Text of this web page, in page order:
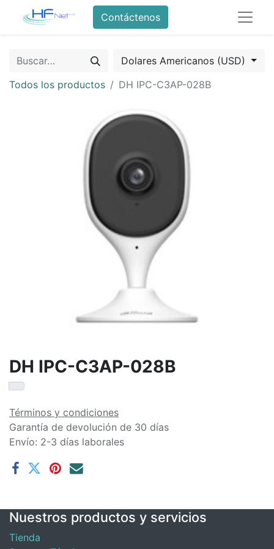
Contáctenos
Dolares Americanos (USD)
Todos los productos
DH IPC-C3AP-028B
DH IPC-C3AP-028B
Términos y condiciones
Garantía de devolución de 30 días
Envío: 2-3 días laborales
Nuestros productos y servicios
Tienda